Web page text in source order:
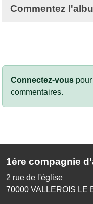
Commentez
Connectez-vous
commentaires.
1ére compagnie
2 rue de l'église
70000 VALLEROIS LE